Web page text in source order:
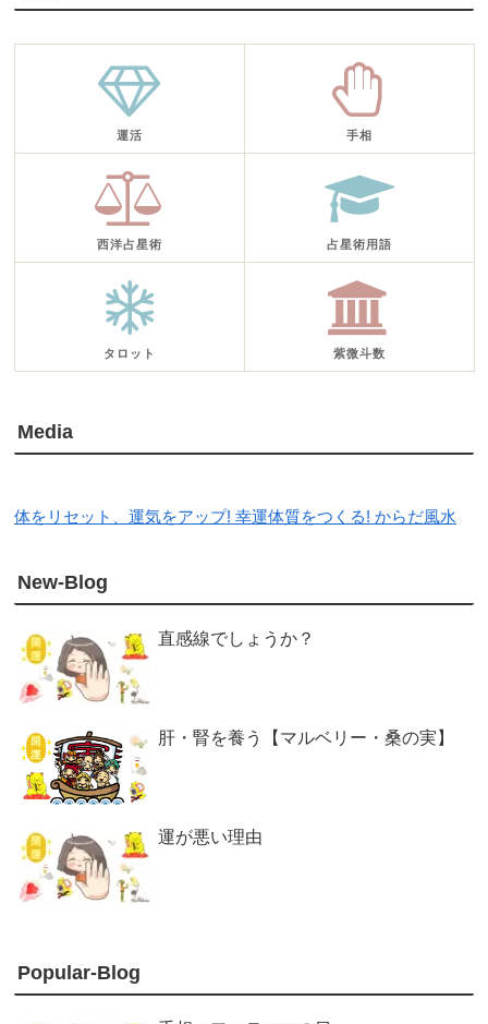
運活 手相
西洋占星術 占星術用語
タロット 紫微斗数
Media
体をリセット、運気をアップ! 幸運体質をつくる! からだ風水
New-Blog
直感線でしょうか？
肝・腎を養う【マルベリー・桑の実】
運が悪い理由
Popular-Blog